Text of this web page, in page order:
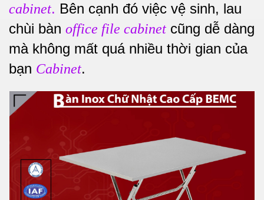
cabinet. Bên cạnh đó việc vệ sinh, lau
chùi bàn office file cabinet cũng dễ dàng
mà không mất quá nhiều thời gian của
bạn Cabinet.